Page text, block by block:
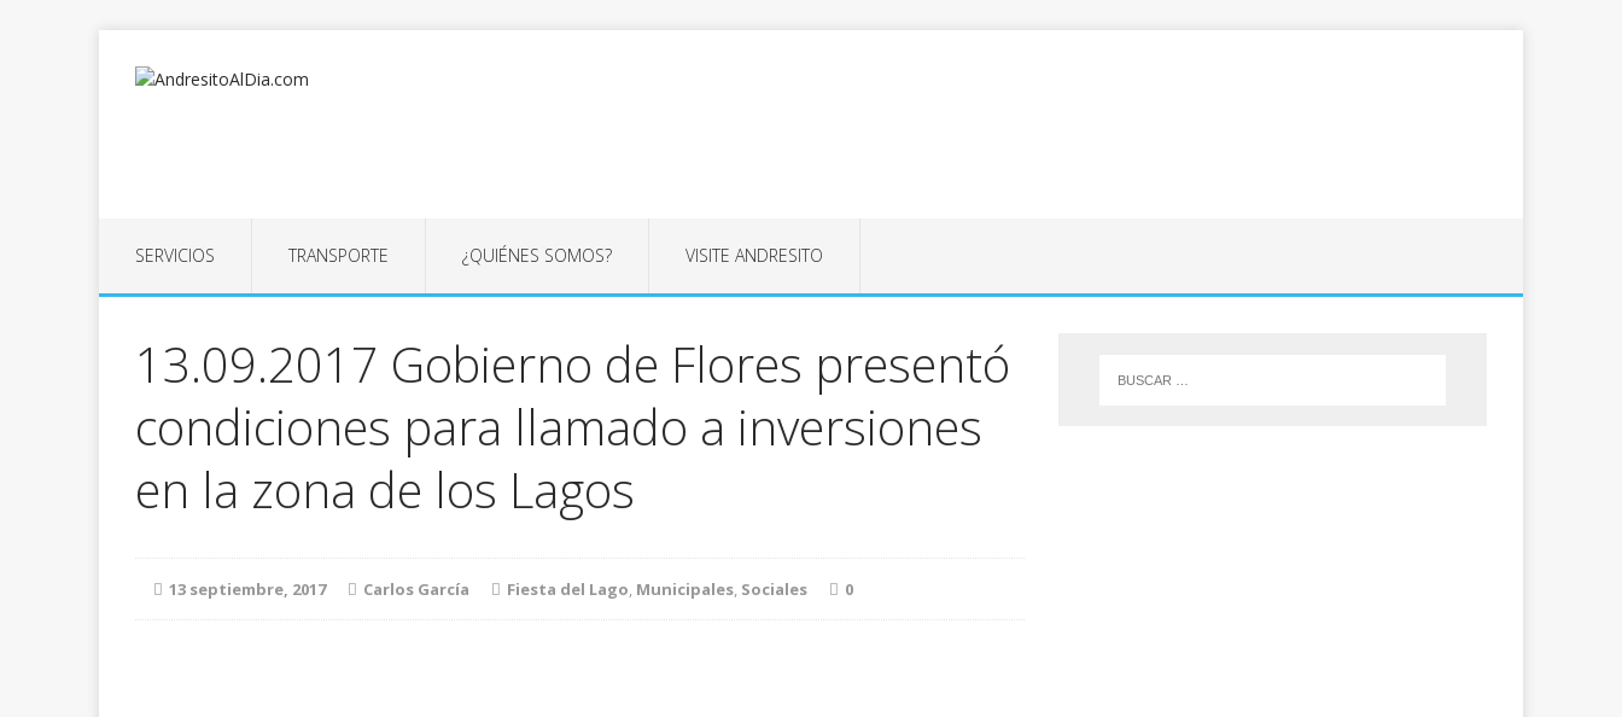
SERVICIOS TRANSPORTE ¿QUIÉNES SOMOS? VISITE ANDRESITO
13.09.2017 Gobierno de Flores presentó
condiciones para llamado a inversiones
en la zona de los Lagos
13 septiembre, 2017 Carlos García Fiesta del Lago, Municipales, Sociales 0